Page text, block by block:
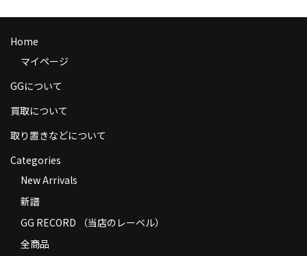
送料
商品の発送
返品
コンディション
Privacy Policy
特定商取引法に基づく表示
Contact
Home
マイページ
GGについて
買取について
取り置きなどについて
Categories
New Arrivals
新譜
GG RECORD （当店のレーベル）
全商品